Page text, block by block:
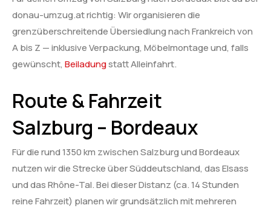
donau-umzug.at richtig: Wir organisieren die
grenzüberschreitende Übersiedlung nach Frankreich von
A bis Z — inklusive Verpackung, Möbelmontage und, falls
gewünscht, Beiladungstatt Alleinfahrt.
Route & Fahrzeit
Salzburg – Bordeaux
Für die rund 1350 km zwischen Salzburg und Bordeaux
nutzen wir die Strecke über Süddeutschland, das Elsass
und das Rhône-Tal. Bei dieser Distanz (ca. 14 Stunden
reine Fahrzeit) planen wir grundsätzlich mit mehreren